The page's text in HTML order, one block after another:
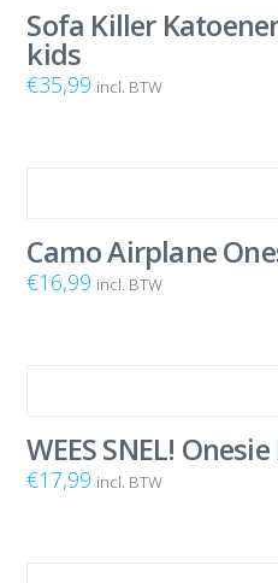
5.00
uit 5
Sofa Killer
kids
€35,99 incl. BTW
Camo Airplane
€16,99 incl. BTW
WEES SNEL!
€17,99 incl. BTW